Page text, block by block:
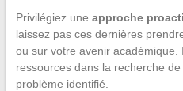
Privilégiez une approche
laissez pas ces dernières
ou sur votre avenir
ressources dans la recherche
problème identifié.